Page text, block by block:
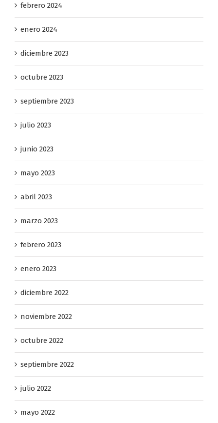
febrero 2024
enero 2024
diciembre 2023
octubre 2023
septiembre 2023
julio 2023
junio 2023
mayo 2023
abril 2023
marzo 2023
febrero 2023
enero 2023
diciembre 2022
noviembre 2022
octubre 2022
septiembre 2022
julio 2022
mayo 2022